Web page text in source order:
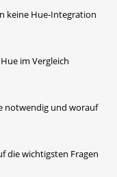
keine Hue-Integration
im Vergleich
notwendig und worauf
die wichtigsten Fragen